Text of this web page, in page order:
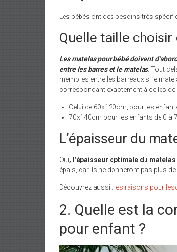
Les bébés ont des besoins très
Quelle taille choisir
Les matelas pour bébé doivent
entre les barres et le matelas. Tout
membres entre les barreaux si le
correspondant exactement à celles
Celui de 60x120cm, pour les
70x140cm pour les enfants de 0 à 7
L’épaisseur du
Oui, l’épaisseur optimale du
épais, car ils ne donneront pas plus
Découvrez aussi : les raisons pour
2. Quelle est la
pour enfant ?